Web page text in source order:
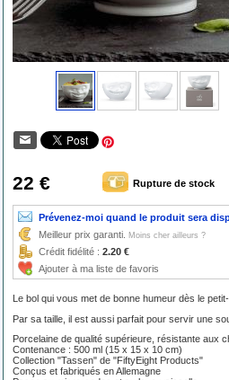
22 € Rupture de stock
Prévenez-moi quand le produit sera
Meilleur prix garanti.
Moins cher ailleurs ?
Crédit fidélité : 2.20 €
Ajouter à ma liste de favoris
Le bol qui vous met de bonne humeur dès le
Par sa taille, il est aussi parfait pour servir une
Porcelaine de qualité supérieure, résistante aux
Contenance : 500 ml (15 x 15 x 10 cm)
Collection "Tassen" de "FiftyEight Products"
Conçus et fabriqués en Allemagne